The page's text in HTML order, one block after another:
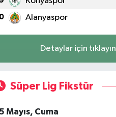
Alanyaspor
Detaylar için tıklayın
Süper Lig Fikstür
Mayıs, Cuma